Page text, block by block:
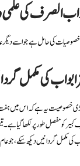
الصرف کی
خصوصیات کی حامل ہے جو اسے
کی مکمل
خصوصیت یہ ہے کہ اس میں
کو مفصل طور پر لکھا گیا ہے۔
کی مکمل گردانیں دیکھ سکے، جو